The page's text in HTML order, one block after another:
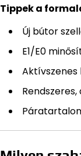
Tippek a
Új bútor
E1/E0